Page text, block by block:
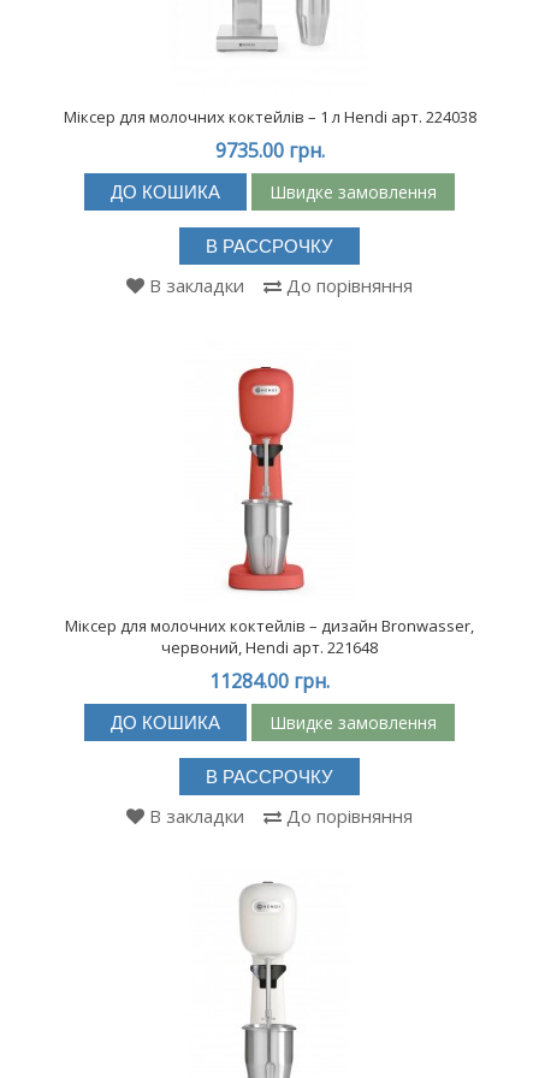
Міксер для молочних коктейлів – 1 л Hendi арт. 224038
9735.00 грн.
ДО КОШИКА Швидке замовлення
В РАССРОЧКУ
В закладки До порівняння
Міксер для молочних коктейлів – дизайн Bronwasser,
червоний, Hendi арт. 221648
11284.00 грн.
ДО КОШИКА Швидке замовлення
В РАССРОЧКУ
В закладки До порівняння